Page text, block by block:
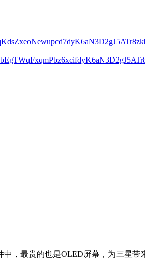
，最贵的也是OLED屏幕，为三星带